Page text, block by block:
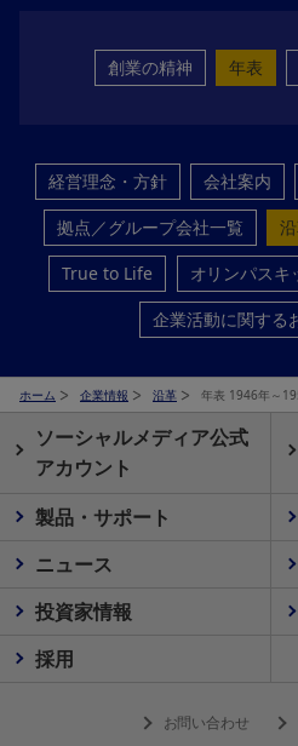
創業の精神 年表
経営理念・方針 会社案内
拠点／グループ会社一覧
True to Life
オリンパスキ
企業活動に関する
ホーム 企業情報 沿革 年表 1946年～
ソーシャルメディア公式
アカウント
製品・サポート
ニュース
投資家情報
採用
お問い合わせ